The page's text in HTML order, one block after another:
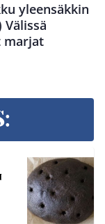
yleensäkkin
marjat